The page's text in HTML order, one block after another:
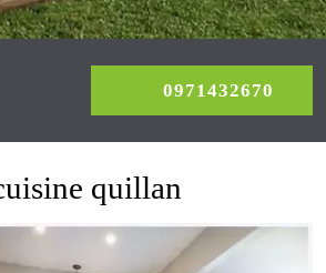
0971432670
quillan